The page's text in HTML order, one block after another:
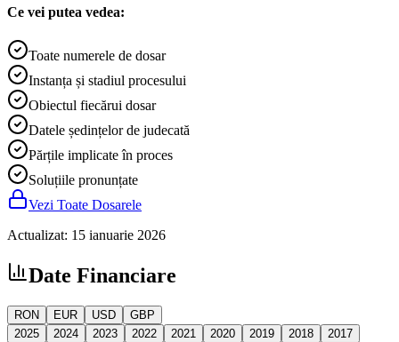
Ce vei putea vedea:
Toate numerele de dosar
Instanța și stadiul procesului
Obiectul fiecărui dosar
Datele ședințelor de judecată
Părțile implicate în proces
Soluțiile pronunțate
Vezi Toate Dosarele
Actualizat: 15 ianuarie 2026
Date Financiare
RON EUR USD
GBP
2025
2024 2023 2022 2021 2020 2019 2018
2017